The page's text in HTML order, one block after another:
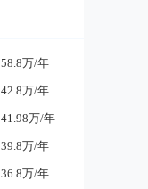
58.8万/年
42.8万/年
41.98万/年
39.8万/年
36.8万/年